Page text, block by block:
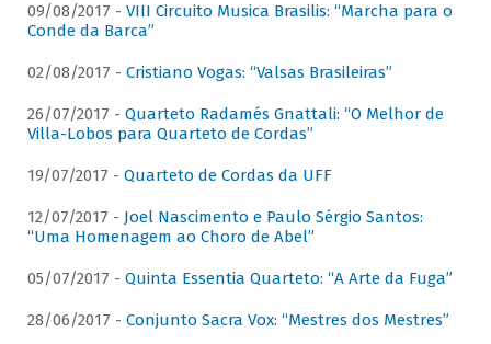
09/08/2017 - VIII Circuito Musica Brasilis: “Marcha para o
Conde da Barca”
02/08/2017 - Cristiano Vogas: “Valsas Brasileiras”
26/07/2017 - Quarteto Radamés Gnattali: “O Melhor de
Villa-Lobos para Quarteto de Cordas”
19/07/2017 - Quarteto de Cordas da UFF
12/07/2017 - Joel Nascimento e Paulo Sérgio Santos:
“Uma Homenagem ao Choro de Abel”
05/07/2017 - Quinta Essentia Quarteto: “A Arte da Fuga”
28/06/2017 - Conjunto Sacra Vox: “Mestres dos Mestres”